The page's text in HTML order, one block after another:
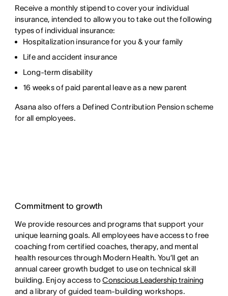
Receive a monthly stipend to cover your individual
insurance, intended to allow you to take out the following
types of individual insurance:
Hospitalization insurance for you & your family
Life and accident insurance
Long-term disability
16 weeks of paid parental leave as a new parent
Asana also offers a Defined Contribution Pension scheme
for all employees.
Commitment to growth
We provide resources and programs that support your
unique learning goals. All employees have access to free
coaching from certified coaches, therapy, and mental
health resources through Modern Health. You’ll get an
annual career growth budget to use on technical skill
building. Enjoy access toConscious Leadership training
and a library of guided team-building workshops.